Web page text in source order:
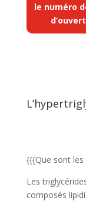
le numéro
{{{Que sont les
Les
composés